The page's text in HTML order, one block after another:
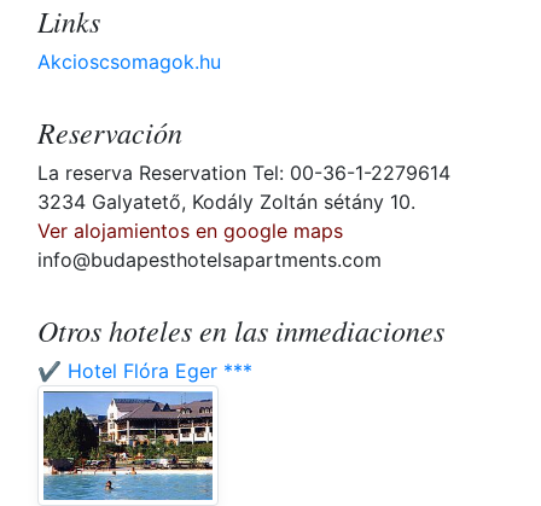
Links
Akcioscsomagok.hu
Reservación
La reserva Reservation Tel: 00-36-1-2279614
3234 Galyatető, Kodály Zoltán sétány 10.
Ver alojamientos en google maps
info@budapesthotelsapartments.com
Otros hoteles en las inmediaciones
✔️ Hotel Flóra Eger ***